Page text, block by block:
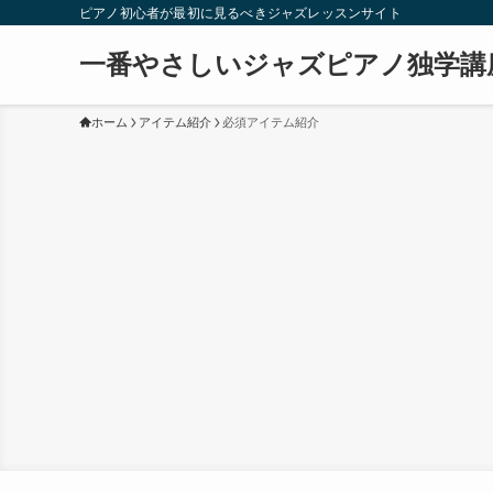
ピアノ初心者が最初に見るべきジャズレッスンサイト
一番やさしいジャズピアノ独学講
ホーム アイテム紹介 必須アイテム紹介